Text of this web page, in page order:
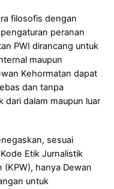
filosofis dengan
peranan
PWI dirancang untuk
maupun
Kehormatan dapat
dan tanpa
dari dalam maupun luar
sesuai
Etik Jurnalistik
(KPW), hanya Dewan
untuk